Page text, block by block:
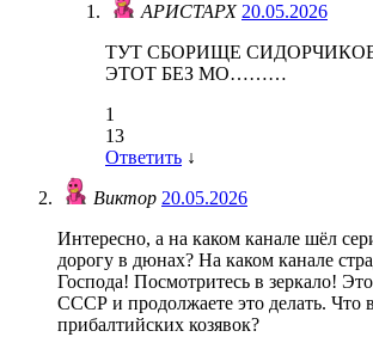
АРИСТАРХ20.05.2026
ТУТ СБОРИЩЕ
ЭТОТ БЕЗ МО………
1
13
Ответить ↓
Виктор 20.05.2026
Интересно, а на каком канале шёл
дорогу в дюнах? На каком канале
Господа! Посмотритесь в зеркало!
СССР и продолжаете это делать. Что
прибалтийских козявок?